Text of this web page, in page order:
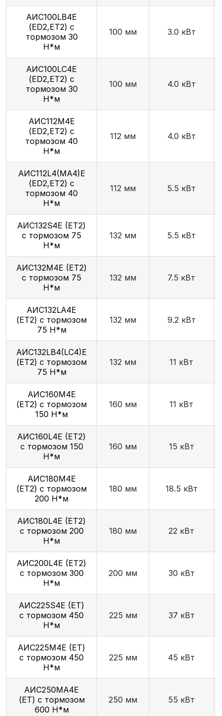
AИC100LB4Е
(ED2,ET2) с
тормозом 30
Н*м
100 мм 3.0 кВт
AИC100LC4Е
(ED2,ET2) с
тормозом 30
Н*м
100 мм 4.0 кВт
АИС112М4Е
(ED2,ET2) с
тормозом 40
Н*м
112 мм 4.0 кВт
AИC112L4(MA4)Е
(ED2,ET2) с
тормозом 40
Н*м
112 мм 5.5 кВт
АИС132S4Е (ET2)
с тормозом 75
Н*м
132 мм 5.5 кВт
АИС132М4Е (ET2)
с тормозом 75
Н*м
132 мм 7.5 кВт
AИC132LA4Е
(ET2) с тормозом
75 Н*м
132 мм 9.2 кВт
AИC132LB4(LC4)Е
(ET2) с тормозом
75 Н*м
132 мм 11 кВт
АИС160М4Е
(ET2) с тормозом
150 Н*м
160 мм 11 кВт
AИC160L4Е (ET2)
с тормозом 150
Н*м
160 мм 15 кВт
АИС180М4Е
(ET2) с тормозом
200 Н*м
180 мм 18.5 кВт
AИC180L4Е (ET2)
с тормозом 200
Н*м
180 мм 22 кВт
AИC200L4Е (ET2)
с тормозом 300
Н*м
200 мм 30 кВт
AИC225S4Е (ET)
с тормозом 450
Н*м
225 мм 37 кВт
АИС225М4Е (ET)
с тормозом 450
Н*м
225 мм 45 кВт
АИС250МА4Е
(ET) с тормозом
600 Н*м
250 мм 55 кВт